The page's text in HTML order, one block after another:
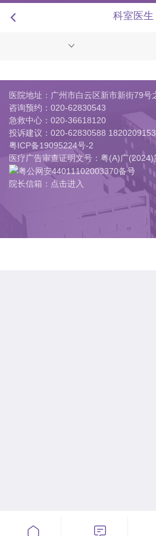
科室医生
 
医院地址：广州市白云区新市新街79号
咨询预约： 020-62830543
急救中心： 020-36618120
投诉建议： 020-62830588
粤ICP备19095224号-2
医疗广告审查证明文号：粤(A)广
粤公网安44011102003370备号
院长信箱：点击进入